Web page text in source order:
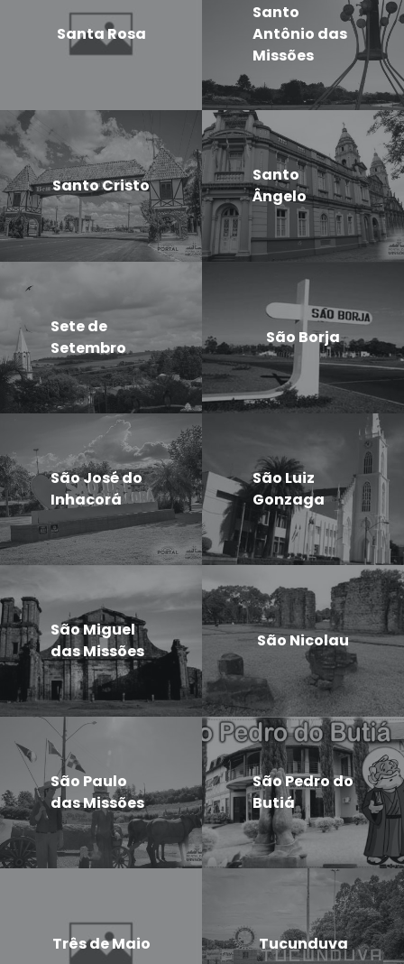
Santa Rosa
Santo
Antônio das
Missões
Santo Cristo
Santo
Ângelo
Sete de
Setembro
São Borja
São José do
Inhacorá
São Luiz
Gonzaga
São Miguel
das Missões
São Nicolau
São Paulo
das Missões
São Pedro do
Butiá
Três de Maio Tucunduva